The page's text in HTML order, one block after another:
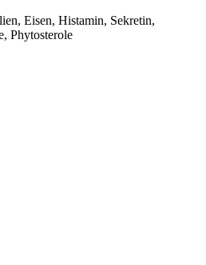
Eisen, Histamin, Sekretin,
Phytosterole